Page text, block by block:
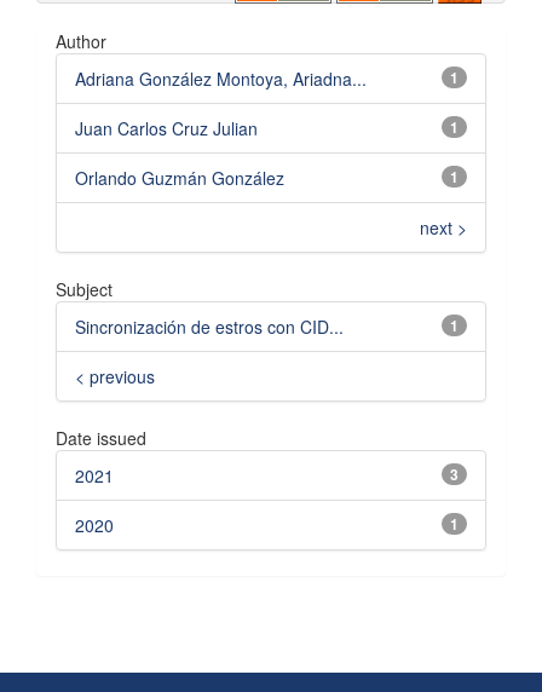
Author
1
Adriana González Montoya, Ariadna...
1
Juan Carlos Cruz Julian
1
Orlando Guzmán González
next >
Subject
1
Sincronización de estros con CID...
< previous
Date issued
3
2021
1
2020